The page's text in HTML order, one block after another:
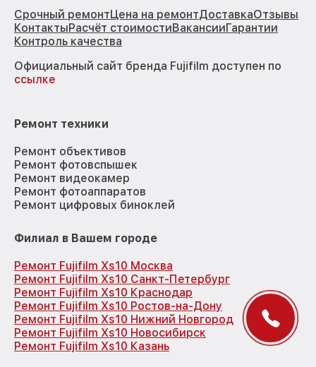
Срочный ремонтЦена на ремонтДоставкаОтзывы
КонтактыРасчёт стоимостиВакансииГарантии
Контроль качества
Официальный сайт бренда Fujifilm доступен по
ссылке
Ремонт техники
Ремонт объективов
Ремонт фотовспышек
Ремонт видеокамер
Ремонт фотоаппаратов
Ремонт цифровых биноклей
Филиал в Вашем городе
Ремонт Fujifilm Xs10 Москва
Ремонт Fujifilm Xs10 Санкт-Петербург
Ремонт Fujifilm Xs10 Краснодар
Ремонт Fujifilm Xs10 Ростов-на-Дону
Ремонт Fujifilm Xs10 Нижний Новгород
Ремонт Fujifilm Xs10 Новосибирск
Ремонт Fujifilm Xs10 Казань